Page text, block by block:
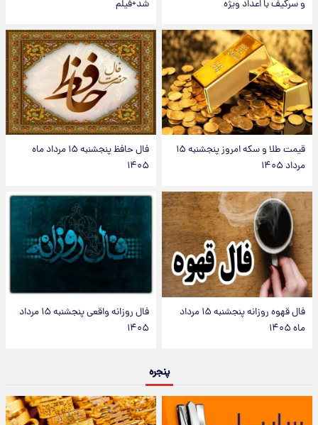
و سرگیف با اعداد ویژه
شد+فیلم
قیمت طلا و سکه امروز پنجشنبه ۱۵
مرداد ۱۴۰۵
فال حافظ پنجشنبه ۱۵ مرداد ماه
۱۴۰۵
فال قهوه روزانه پنجشنبه ۱۵ مرداد
ماه ۱۴۰۵
فال روزانه واقعی پنجشنبه ۱۵ مرداد
۱۴۰۵
پنجره